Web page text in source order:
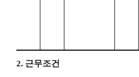
2. 근무조건